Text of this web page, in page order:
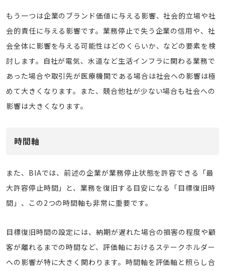
もう一つは企業のブランド価値に与える影響、社会的立場や社
会的責任に与える影響です。業務停止で失う企業の信用や、社
会全体に影響を与える可能性はどのくらいか、などの要素を検
討します。自社が電気、水道など生活インフラに関わる業務で
あった場合や取引先が医療機関である場合は社会への影響は極
めて大きくなります。また、競合他社が少ない場合も社会への
影響は大きくなります。
時間軸
また、BIAでは、前述の企業が業務停止状態を許容できる「最
大許容停止時間」と、業務を復旧する目安になる「目標復旧時
間」、この2つの時間軸も非常に重要です。
目標復旧時間の設定には、納期が遅れた場合の損害の程度や顧
客が離れるまでの時間など、評価軸におけるステークホルダー
への影響が特に大きく関わります。時間軸を評価軸と照らし合